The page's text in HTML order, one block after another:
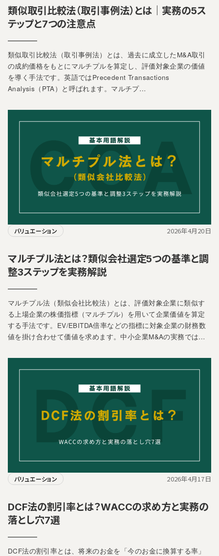
類似取引比較法（取引事例法）とは｜実務の5ス
テップと7つの注意点
類似取引比較法（取引事例法）とは、過去に成立したM&A取引
の成約価格をもとにマルチプルを算定し、評価対象企業の価値
を導く手法です。英語ではPrecedent Transactions
Analysis（PTA）と呼ばれます。マルチプ…
バリュエーション 2026年4月20日
マルチプル法とは？類似会社選定5つの基準と調
整3ステップを実務解説
マルチプル法（類似会社比較法）とは、評価対象企業に類似す
る上場企業の株価指標（マルチプル）を用いて企業価値を算定
する手法です。EV/EBITDA倍率などの指標に対象企業の財務数
値を掛け合わせて価値を求めます。中小企業M&Aの実務では…
バリュエーション 2026年4月17日
DCF法の割引率とは？WACCの求め方と実務の
落とし穴7選
DCF法の割引率とは、将来のお金を「今のお金に換算する率」